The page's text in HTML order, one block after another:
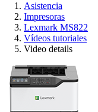
Asistencia
Impresoras
Lexmark MS822
Vídeos tutoriales
Video details